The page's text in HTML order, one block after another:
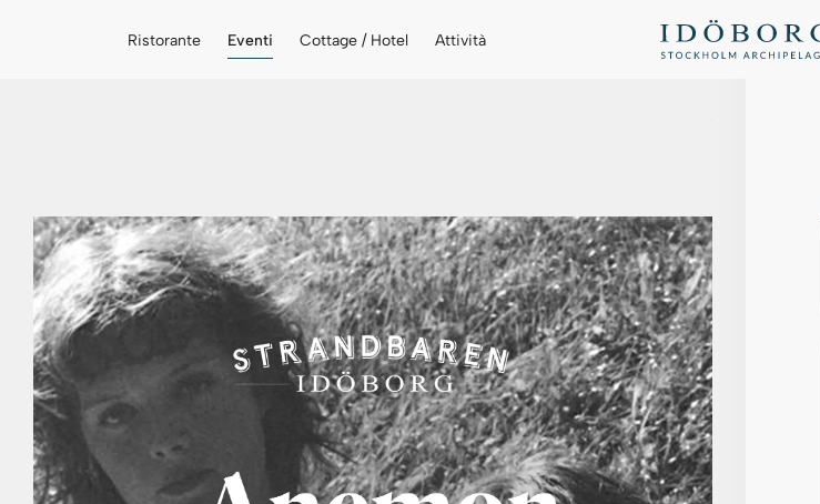
Ristorante Eventi Cottage / Hotel Attività